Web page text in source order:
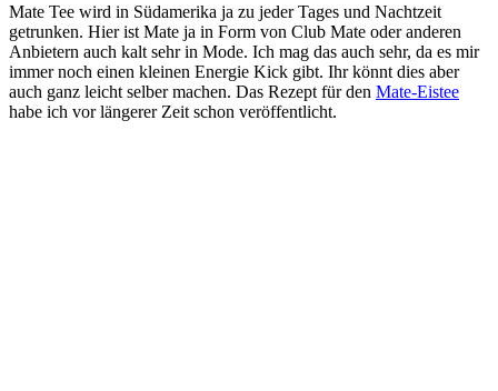
Mate Tee wird in Südamerika ja zu jeder Tages und Nachtzeit
getrunken. Hier ist Mate ja in Form von Club Mate oder anderen
Anbietern auch kalt sehr in Mode. Ich mag das auch sehr, da es mir
immer noch einen kleinen Energie Kick gibt. Ihr könnt dies aber
auch ganz leicht selber machen. Das Rezept für den Mate-Eistee
habe ich vor längerer Zeit schon veröffentlicht.